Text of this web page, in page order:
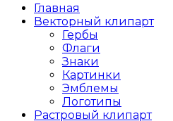
Главная
Векторный клипарт
Гербы
Флаги
Знаки
Картинки
Эмблемы
Логотипы
Растровый клипарт